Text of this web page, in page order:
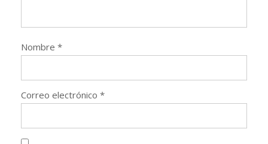
Nombre *
Correo electrónico *